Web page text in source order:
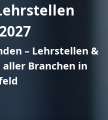
– Lehrstellen &
Branchen in